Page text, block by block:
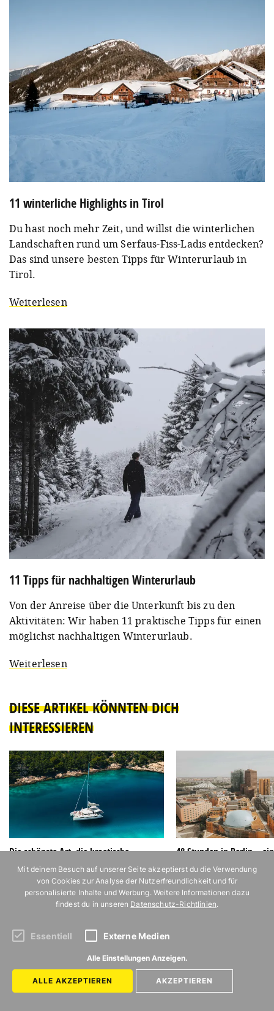
11 winterliche Highlights in Tirol
Du hast noch mehr Zeit, und willst die winterlichen
Landschaften rund um Serfaus-Fiss-Ladis entdecken?
Das sind unsere besten Tipps für Winterurlaub in
Tirol.
Weiterlesen
11 Tipps für nachhaltigen Winterurlaub
Von der Anreise über die Unterkunft bis zu den
Aktivitäten: Wir haben 11 praktische Tipps für einen
möglichst nachhaltigen Winterurlaub.
Weiterlesen
DIESE ARTIKEL KÖNNTEN DICH
INTERESSIEREN
Die schönste Art, die kroatische
Inselwelt zu entdecken
48 Stunden in Berlin –
Hauptstadt-
Potsdamer Platz
Mit deinem Besuch auf unserer Seite akzeptierst du die Verwendung
von Cookies zur Analyse der Nutzerfreundlichkeit und für
personalisierte Inhalte und Werbung. Weitere Informationen dazu
findest du in unseren Datenschutz-Richtlinien.
Essentiell Externe Medien
Alle Einstellungen Anzeigen.
ALLE AKZEPTIEREN AKZEPTIEREN